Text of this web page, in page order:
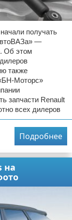
получать
—
Об этом
также
Моторс»
запчасти Renault
всех дилеров
Подробнее
на